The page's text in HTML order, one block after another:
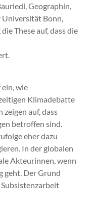
Geographin,
Bonn,
These auf, dass die
wie
Klimadebatte
auf, dass
betroffen sind.
eher dazu
In der globalen
Akteurinnen, wenn
geht. Der Grund